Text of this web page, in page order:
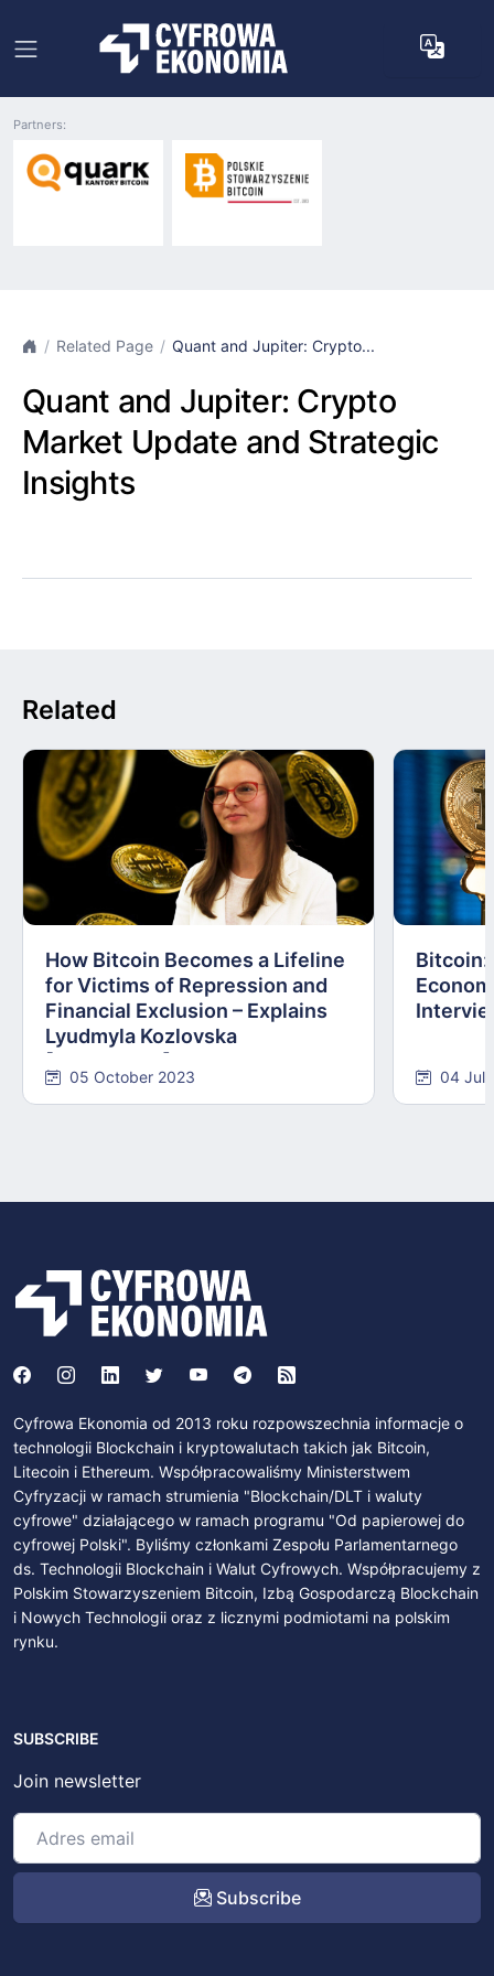
Partners:
Related Page Quant and Jupiter: Crypto...
Quant and Jupiter: Crypto
Market Update and Strategic
Insights
Related
How Bitcoin Becomes a Lifeline
for Victims of Repression and
Financial Exclusion – Explains
Lyudmyla Kozlovska
05 October 2023
Bitcoin:
04
Cyfrowa Ekonomia od 2013 roku rozpowszechnia informacje o
technologii Blockchain i kryptowalutach takich jak Bitcoin,
Litecoin i Ethereum. Współpracowaliśmy Ministerstwem
Cyfryzacji w ramach strumienia "Blockchain/DLT i waluty
cyfrowe" działającego w ramach programu "Od papierowej do
cyfrowej Polski". Byliśmy członkami Zespołu Parlamentarnego
ds. Technologii Blockchain i Walut Cyfrowych. Współpracujemy z
Polskim Stowarzyszeniem Bitcoin, Izbą Gospodarczą Blockchain
i Nowych Technologii oraz z licznymi podmiotami na polskim
rynku.
SUBSCRIBE
Join newsletter
Subscribe